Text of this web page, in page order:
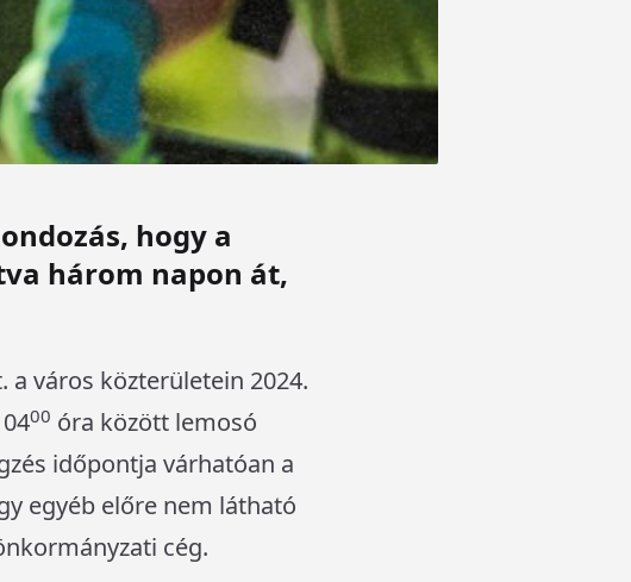
hogy a
három napon át,
a város közterületein 2024.
00 óra között lemosó
időpontja várhatóan a
egyéb előre nem látható
cég.